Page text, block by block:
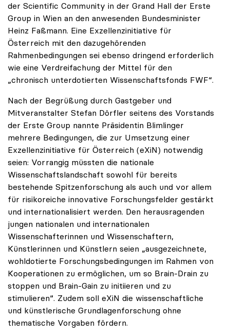
der Scientific Community in der Grand Hall der Erste
Group in Wien an den anwesenden Bundesminister
Heinz Faßmann. Eine Exzellenzinitiative für
Österreich mit den dazugehörenden
Rahmenbedingungen sei ebenso dringend erforderlich
wie eine Verdreifachung der Mittel für den
„chronisch unterdotierten Wissenschaftsfonds FWF“.
Nach der Begrüßung durch Gastgeber und
Mitveranstalter Stefan Dörfler seitens des Vorstands
der Erste Group nannte Präsidentin Blimlinger
mehrere Bedingungen, die zur Umsetzung einer
Exzellenzinitiative für Österreich (eXiN) notwendig
seien: Vorrangig müssten die nationale
Wissenschaftslandschaft sowohl für bereits
bestehende Spitzenforschung als auch und vor allem
für risikoreiche innovative Forschungsfelder gestärkt
und internationalisiert werden. Den herausragenden
jungen nationalen und internationalen
Wissenschafterinnen und Wissenschaftern,
Künstlerinnen und Künstlern seien „ausgezeichnete,
wohldotierte Forschungsbedingungen im Rahmen von
Kooperationen zu ermöglichen, um so Brain-Drain zu
stoppen und Brain-Gain zu initiieren und zu
stimulieren“. Zudem soll eXiN die wissenschaftliche
und künstlerische Grundlagenforschung ohne
thematische Vorgaben fördern.